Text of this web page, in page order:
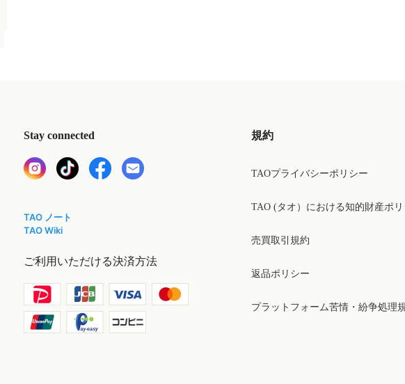
Stay connected
TAO ノート
TAO Wiki
ご利用いただける決済方法
規約
TAOプライバシーポリシー
TAO (タオ）における知的財産ポ
売買取引規約
返品ポリシー
プラットフォーム苦情・紛争処理